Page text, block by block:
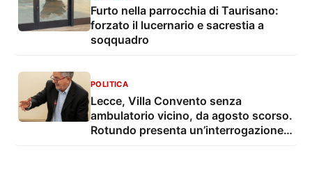
Furto nella parrocchia di Taurisano:
forzato il lucernario e sacrestia a
soqquadro
POLITICA
Lecce, Villa Convento senza
ambulatorio vicino, da agosto scorso.
Rotundo presenta un’interrogazione e